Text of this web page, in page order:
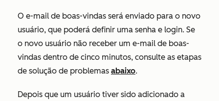
O e-mail de boas-vindas será enviado para o novo
usuário, que poderá definir uma senha e login. Se
o novo usuário não receber um e-mail de boas-
vindas dentro de cinco minutos, consulte as etapas
de solução de problemas abaixo.
Depois que um usuário tiver sido adicionado a